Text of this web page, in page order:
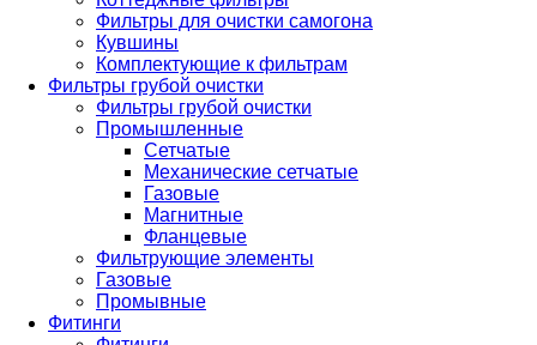
Фильтры для очистки самогона
Кувшины
Комплектующие к фильтрам
Фильтры грубой очистки
Фильтры грубой очистки
Промышленные
Сетчатые
Механические сетчатые
Газовые
Магнитные
Фланцевые
Фильтрующие элементы
Газовые
Промывные
Фитинги